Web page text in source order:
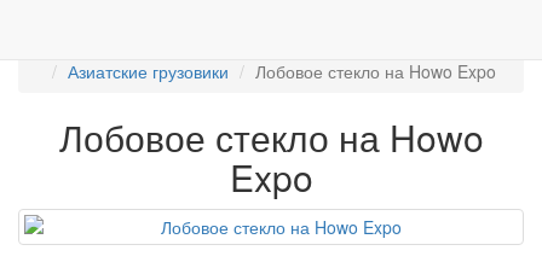
Азиатские грузовики
Лобовое стекло на Howo Expo
Лобовое стекло на Howo
Expo